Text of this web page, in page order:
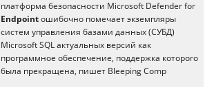
платформа безопасности Microsoft Defender for
Endpoint ошибочно помечает экземпляры
систем управления базами данных (СУБД)
Microsoft SQL актуальных версий как
программное обеспечение, поддержка которого
была прекращена, пишет Bleeping Comp